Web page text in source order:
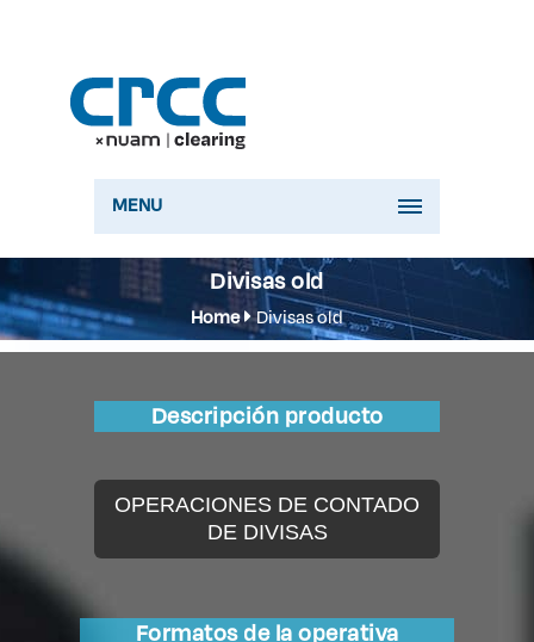
MENU
Divisas old
Home Divisas old
Descripción producto
OPERACIONES DE CONTADO
DE DIVISAS
Formatos de la operativa